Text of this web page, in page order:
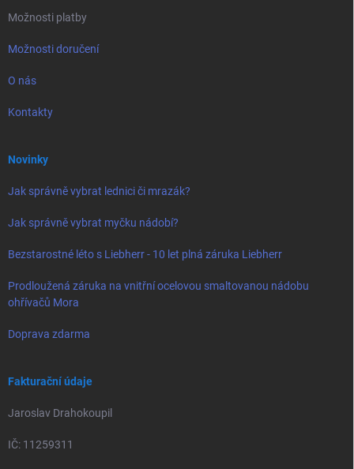
Možnosti platby
Možnosti doručení
O nás
Kontakty
Novinky
Jak správně vybrat lednici či mrazák?
Jak správně vybrat myčku nádobí?
Bezstarostné léto s Liebherr - 10 let plná záruka Liebherr
Prodloužená záruka na vnitřní ocelovou smaltovanou nádobu
ohřívačů Mora
Doprava zdarma
Fakturační údaje
Jaroslav Drahokoupil
IČ: 11259311